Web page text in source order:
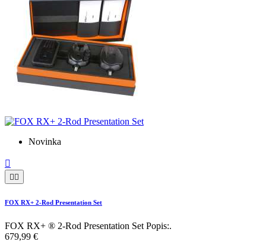
Novinka

 
FOX RX+ 2-Rod Presentation Set
FOX RX+ ® 2-Rod Presentation Set Popis:.
679,99 €